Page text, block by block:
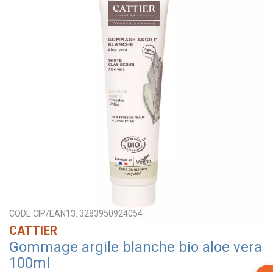
CODE CIP/EAN13: 3283950924054
CATTIER
Gommage argile blanche bio aloe vera
100ml